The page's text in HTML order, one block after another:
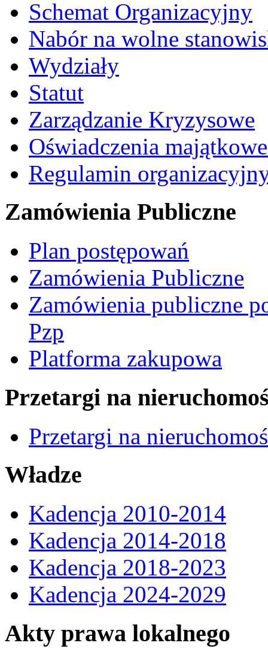
Schemat Organizacyjny
Nabór na wolne
Wydziały
Statut
Zarządzanie Kryzysowe
Oświadczenia
Regulamin
Zamówienia Publiczne
Plan postępowań
Zamówienia Publiczne
Zamówienia publiczne
Pzp
Platforma zakupowa
Przetargi na
Przetargi na
Władze
Kadencja 2010-2014
Kadencja 2014-2018
Kadencja 2018-2023
Kadencja 2024-2029
Akty prawa lokalnego